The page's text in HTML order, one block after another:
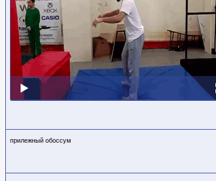
прилежный обоссум